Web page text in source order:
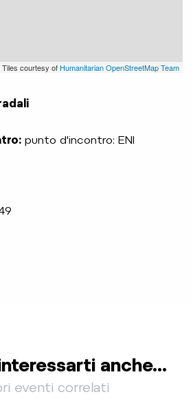
Tiles courtesy of Humanitarian OpenStreetMap Team
punto d'incontro: ENI
anche...
eventi correlati